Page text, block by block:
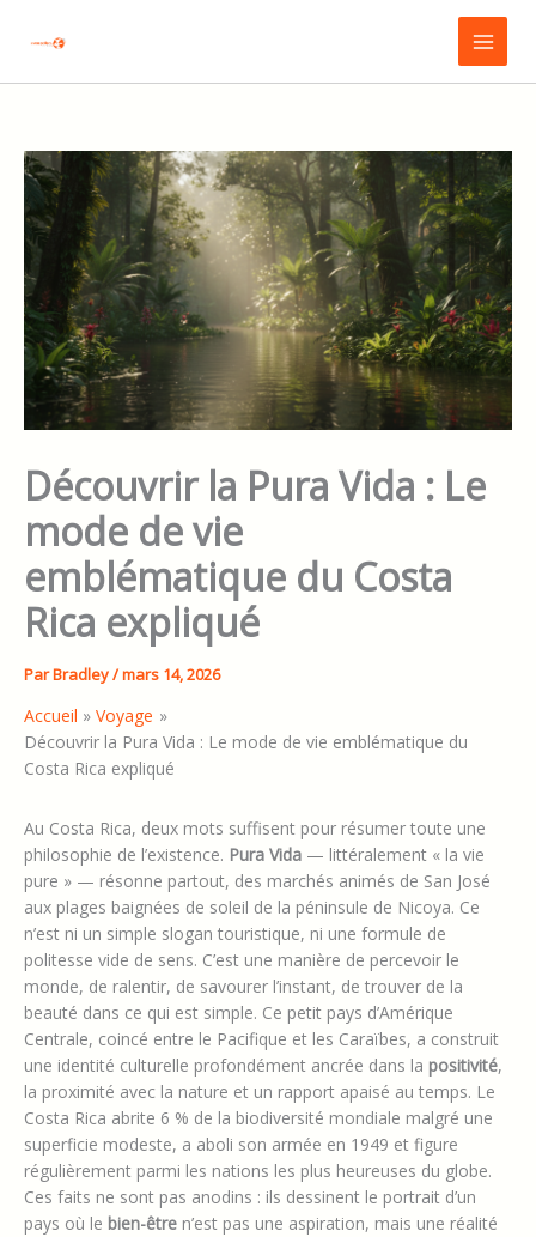
Main
Menu
Découvrir la Pura Vida : Le
mode de vie
emblématique du Costa
Rica expliqué
ParBradley/mars 14, 2026
Accueil
Voyage
Découvrir la Pura Vida : Le mode de vie emblématique du
Costa Rica expliqué
Au Costa Rica, deux mots suffisent pour résumer toute une
philosophie de l’existence. Pura Vida — littéralement « la vie
pure » — résonne partout, des marchés animés de San José
aux plages baignées de soleil de la péninsule de Nicoya. Ce
n’est ni un simple slogan touristique, ni une formule de
politesse vide de sens. C’est une manière de percevoir le
monde, de ralentir, de savourer l’instant, de trouver de la
beauté dans ce qui est simple. Ce petit pays d’Amérique
Centrale, coincé entre le Pacifique et les Caraïbes, a construit
une identité culturelle profondément ancrée dans la positivité,
la proximité avec la nature et un rapport apaisé au temps. Le
Costa Rica abrite 6 % de la biodiversité mondiale malgré une
superficie modeste, a aboli son armée en 1949 et figure
régulièrement parmi les nations les plus heureuses du globe.
Ces faits ne sont pas anodins : ils dessinent le portrait d’un
pays où le bien-être n’est pas une aspiration, mais une réalité